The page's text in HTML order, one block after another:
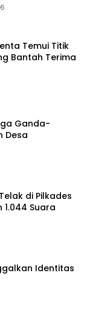
Temui Titik
Bantah Terima
Ganda-
Desa
di Pilkades
Suara
Identitas